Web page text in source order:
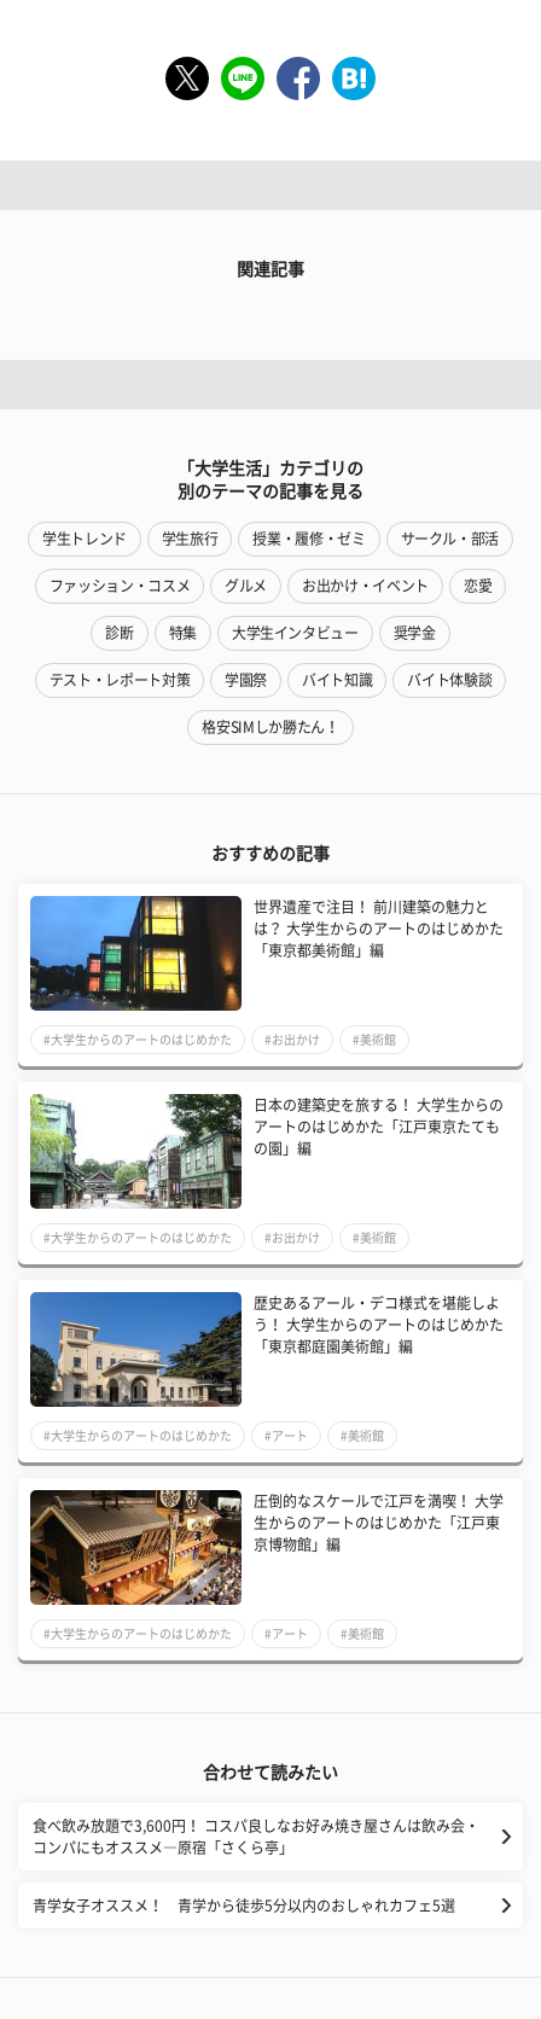
関連記事
「大学生活」カテゴリの
別のテーマの記事を見る
学生トレンド 学生旅行 授業・履修・ゼミ サークル・部活
ファッション・コスメ グルメ お出かけ・イベント 恋愛
診断 特集 大学生インタビュー 奨学金
テスト・レポート対策 学園祭 バイト知識 バイト体験談
格安SIMしか勝たん！
おすすめの記事
世界遺産で注目！ 前川建築の魅力と
は？ 大学生からのアートのはじめかた
「東京都美術館」編
#大学生からのアートのはじめかた #お出かけ #美術館
日本の建築史を旅する！ 大学生からの
アートのはじめかた「江戸東京たても
の園」編
#大学生からのアートのはじめかた #お出かけ #美術館
歴史あるアール・デコ様式を堪能しよ
う！ 大学生からのアートのはじめかた
「東京都庭園美術館」編
#大学生からのアートのはじめかた #アート #美術館
圧倒的なスケールで江戸を満喫！ 大学
生からのアートのはじめかた「江戸東
京博物館」編
#大学生からのアートのはじめかた #アート #美術館
合わせて読みたい
食べ飲み放題で3,600円！ コスパ良しなお好み焼き屋さんは飲み会・
コンパにもオススメ―原宿「さくら亭」
青学女子オススメ！ 青学から徒歩5分以内のおしゃれカフェ5選